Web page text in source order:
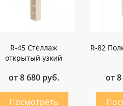
R-45 Стеллаж
открытый узкий
от 8 680 руб.
R-82
от